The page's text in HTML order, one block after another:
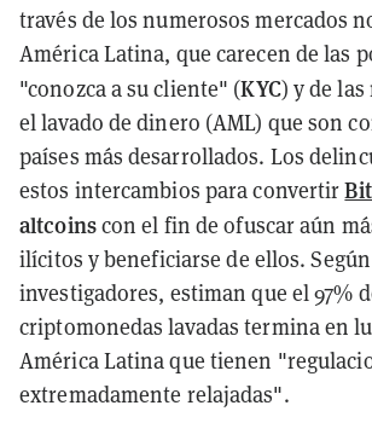
través de los numerosos mercados
América Latina, que carecen de las
"conozca a su cliente" (KYC) y de
el lavado de dinero (AML) que son
países más desarrollados. Los
estos intercambios para convertir
altcoinscon el fin de ofuscar aún
ilícitos y beneficiarse de ellos.
investigadores, estiman que el 97%
criptomonedas lavadas termina en
América Latina que tienen
extremadamente relajadas".